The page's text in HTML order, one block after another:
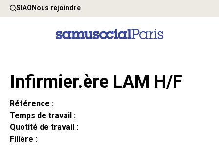
SIAONous rejoindre
Infirmier.ère LAM H/F
Référence :
Temps de travail :
Quotité de travail :
Filière :